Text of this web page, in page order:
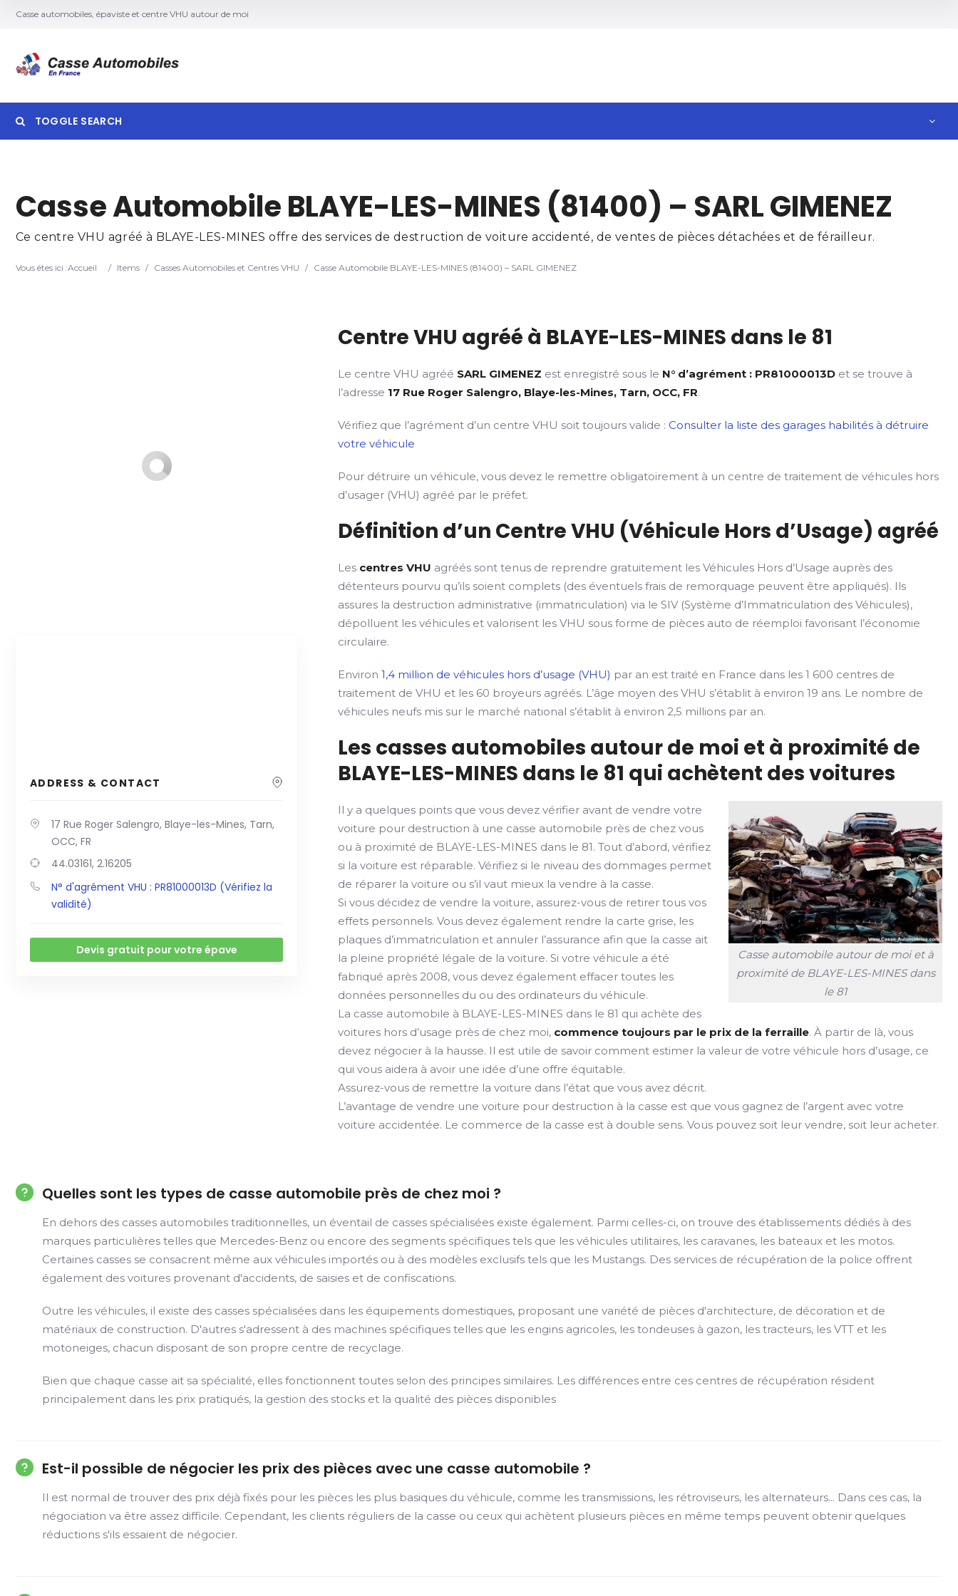
Casse automobiles, épaviste et centre VHU autour de moi
TOGGLE SEARCH
Search
Casse Automobile BLAYE-LES-MINES (81400) – SARL GIMENEZ
Ce centre VHU agréé à BLAYE-LES-MINES offre des services de destruction de voiture accidenté, de ventes de pièces détachées et de férailleur.
Vous êtes ici :Accueil / Items / Casses Automobiles et Centres VHU / Casse Automobile BLAYE-LES-MINES (81400) – SARL GIMENEZ
ADDRESS & CONTACT
17 Rue Roger Salengro, Blaye-les-Mines, Tarn,
OCC, FR
44.03161, 2.16205
N° d'agrément VHU : PR81000013D (Vérifiez la
validité)
Devis gratuit pour votre épave
Centre VHU agréé à BLAYE-LES-MINES dans le 81
Le centre VHU agréé SARL GIMENEZ est enregistré sous le N° d’agrément : PR81000013D et se trouve à
l’adresse 17 Rue Roger Salengro, Blaye-les-Mines, Tarn, OCC, FR.
Vérifiez que l’agrément d’un centre VHU soit toujours valide : Consulter la liste des garages habilités à détruire
votre véhicule
Pour détruire un véhicule, vous devez le remettre obligatoirement à un centre de traitement de véhicules hors
d’usager (VHU) agréé par le préfet.
Définition d’un Centre VHU (Véhicule Hors d’Usage) agréé
Les centres VHU agréés sont tenus de reprendre gratuitement les Véhicules Hors d’Usage auprès des
détenteurs pourvu qu’ils soient complets (des éventuels frais de remorquage peuvent être appliqués). Ils
assures la destruction administrative (immatriculation) via le SIV (Système d’Immatriculation des Véhicules),
dépolluent les véhicules et valorisent les VHU sous forme de pièces auto de réemploi favorisant l’économie
circulaire.
Environ1,4 million de véhicules hors d’usage (VHU) par an est traité en France dans les 1 600 centres de
traitement de VHU et les 60 broyeurs agréés. L’âge moyen des VHU s’établit à environ 19 ans. Le nombre de
véhicules neufs mis sur le marché national s’établit à environ 2,5 millions par an.
Les casses automobiles autour de moi et à proximité de
BLAYE-LES-MINES dans le 81 qui achètent des voitures
Casse automobile autour de moi et à
proximité de BLAYE-LES-MINES dans
le 81
Il y a quelques points que vous devez vérifier avant de vendre votre
voiture pour destruction à une casse automobile près de chez vous
ou à proximité de BLAYE-LES-MINES dans le 81. Tout d’abord, vérifiez
si la voiture est réparable. Vérifiez si le niveau des dommages permet
de réparer la voiture ou s’il vaut mieux la vendre à la casse.
Si vous décidez de vendre la voiture, assurez-vous de retirer tous vos
effets personnels. Vous devez également rendre la carte grise, les
plaques d’immatriculation et annuler l’assurance afin que la casse ait
la pleine propriété légale de la voiture. Si votre véhicule a été
fabriqué après 2008, vous devez également effacer toutes les
données personnelles du ou des ordinateurs du véhicule.
La casse automobile à BLAYE-LES-MINES dans le 81 qui achète des
voitures hors d’usage près de chez moi, commence toujours par le prix de la ferraille. À partir de là, vous
devez négocier à la hausse. Il est utile de savoir comment estimer la valeur de votre véhicule hors d’usage, ce
qui vous aidera à avoir une idée d’une offre équitable.
Assurez-vous de remettre la voiture dans l’état que vous avez décrit.
L’avantage de vendre une voiture pour destruction à la casse est que vous gagnez de l’argent avec votre
voiture accidentée. Le commerce de la casse est à double sens. Vous pouvez soit leur vendre, soit leur acheter.
Quelles sont les types de casse automobile près de chez moi ?
En dehors des casses automobiles traditionnelles, un éventail de casses spécialisées existe également. Parmi celles-ci, on trouve des établissements dédiés à des
marques particulières telles que Mercedes-Benz ou encore des segments spécifiques tels que les véhicules utilitaires, les caravanes, les bateaux et les motos.
Certaines casses se consacrent même aux véhicules importés ou à des modèles exclusifs tels que les Mustangs. Des services de récupération de la police offrent
également des voitures provenant d'accidents, de saisies et de confiscations.
Outre les véhicules, il existe des casses spécialisées dans les équipements domestiques, proposant une variété de pièces d'architecture, de décoration et de
matériaux de construction. D'autres s'adressent à des machines spécifiques telles que les engins agricoles, les tondeuses à gazon, les tracteurs, les VTT et les
motoneiges, chacun disposant de son propre centre de recyclage.
Bien que chaque casse ait sa spécialité, elles fonctionnent toutes selon des principes similaires. Les différences entre ces centres de récupération résident
principalement dans les prix pratiqués, la gestion des stocks et la qualité des pièces disponibles
Est-il possible de négocier les prix des pièces avec une casse automobile ?
Il est normal de trouver des prix déjà fixés pour les pièces les plus basiques du véhicule, comme les transmissions, les rétroviseurs, les alternateurs... Dans ces cas, la
négociation va être assez difficile. Cependant, les clients réguliers de la casse ou ceux qui achètent plusieurs pièces en même temps peuvent obtenir quelques
réductions s'ils essaient de négocier.